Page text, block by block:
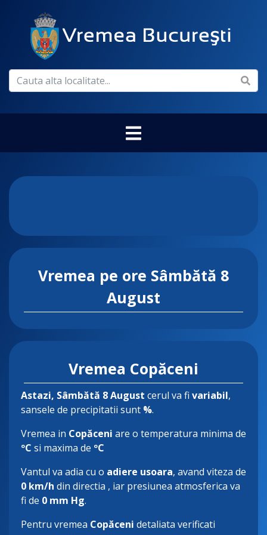
Vremea pe ore Sâmbătă 8
August
Vremea Copăceni
Astazi, Sâmbătă 8 August cerul va fi variabil,
sansele de precipitatii sunt %.
Vremea in Copăceni are o temperatura minima de
ºC si maxima de ºC
Vantul va adia cu o adiere usoara, avand viteza de
0 km/h din directia , iar presiunea atmosferica va
fi de 0 mm Hg.
Pentru vremea Copăceni detaliata verificati